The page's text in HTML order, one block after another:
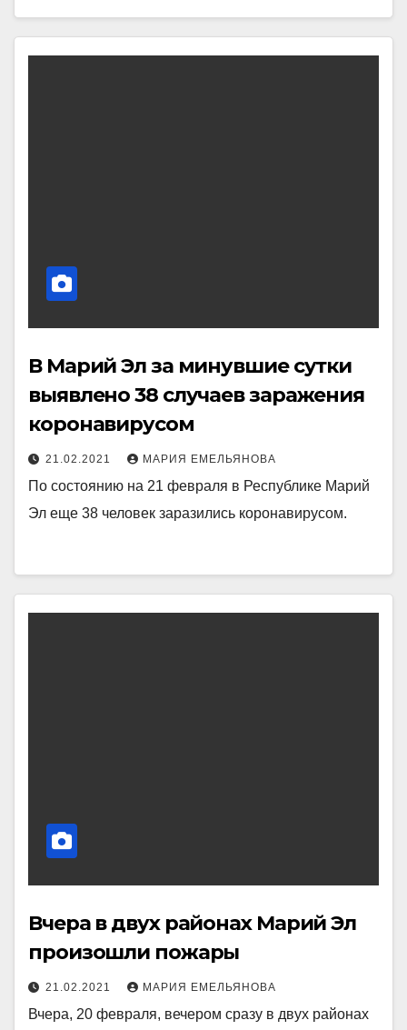
В Марий Эл за минувшие сутки
выявлено 38 случаев заражения
коронавирусом
21.02.2021 МАРИЯ ЕМЕЛЬЯНОВА
По состоянию на 21 февраля в Республике Марий
Эл еще 38 человек заразились коронавирусом.
Вчера в двух районах Марий Эл
произошли пожары
21.02.2021 МАРИЯ ЕМЕЛЬЯНОВА
Вчера, 20 февраля, вечером сразу в двух районах